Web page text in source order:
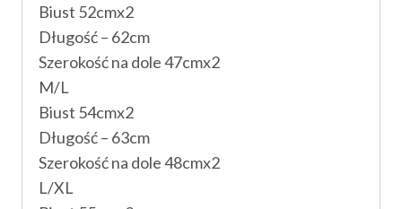
Biust 52cmx2
Długość – 62cm
Szerokość na dole 47cmx2
M/L
Biust 54cmx2
Długość – 63cm
Szerokość na dole 48cmx2
L/XL